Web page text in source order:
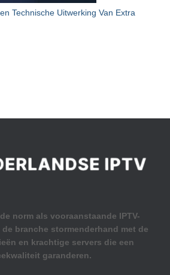
Technische Uitwerking Van Extra
norm als vooraanstaande IPTV-
branche stormenderhand met de
en krachtige servers die een
garanderen.